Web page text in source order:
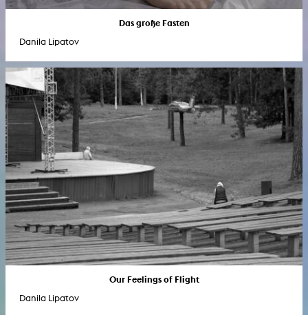
Das große Fasten
Danila Lipatov
Our Feelings of Flight
Danila Lipatov